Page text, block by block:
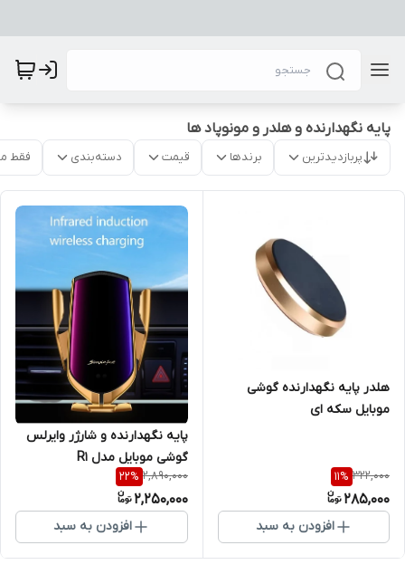
پایه نگهدارنده و هلدر و مونوپاد ها
پربازدیدترین برندها قیمت دسته‌بندی فقط
هلدر پایه نگهدارنده گوشی
موبایل سکه ای
322,000
11%
285,000
افزودن به سبد
پایه نگهدارنده و شارژر وایرلس
گوشی موبایل مدل R1
2,890,000
22%
2,250,000
افزودن به سبد